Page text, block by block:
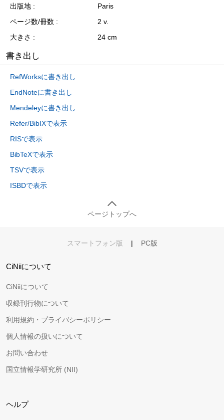
出版地
Paris
ページ数/冊数
2 v.
大きさ
24 cm
書き出し
RefWorksに書き出し
EndNoteに書き出し
Mendeleyに書き出し
Refer/BibIXで表示
RISで表示
BibTeXで表示
TSVで表示
ISBDで表示
ページトップへ
スマートフォン版 | PC版
CiNiiについて
CiNiiについて
収録刊行物について
利用規約・プライバシーポリシー
個人情報の扱いについて
お問い合わせ
国立情報学研究所 (NII)
ヘルプ